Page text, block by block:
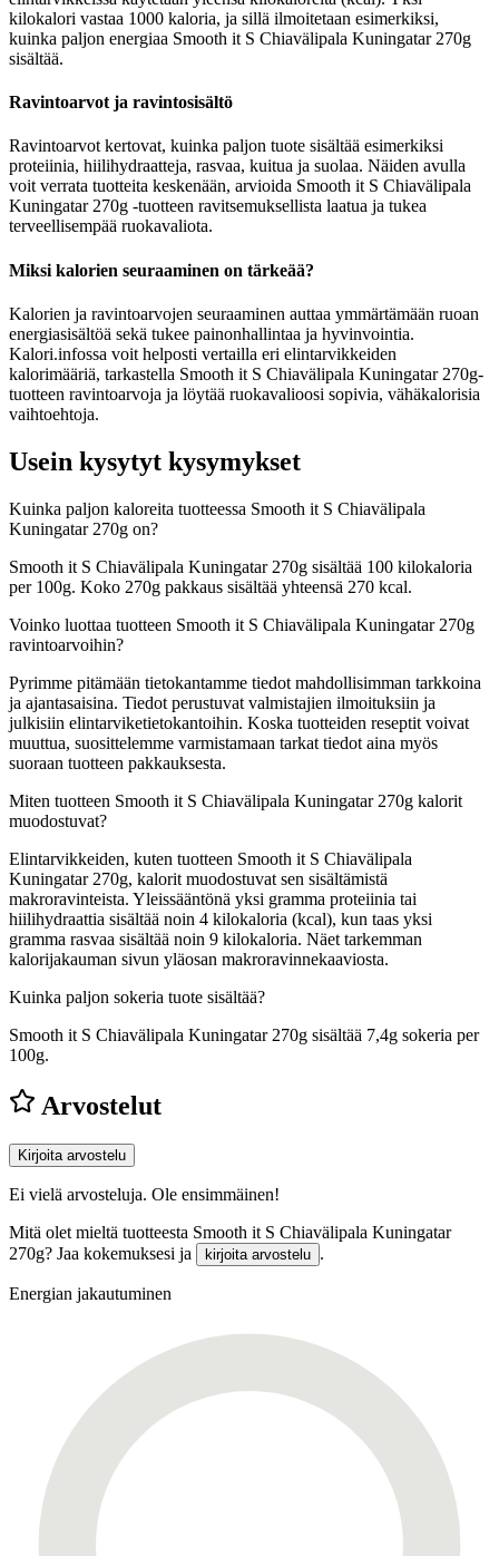
kilokalori vastaa 1000 kaloria, ja sillä ilmoitetaan esimerkiksi,
kuinka paljon energiaa Smooth it S Chiavälipala Kuningatar 270g
sisältää.
Ravintoarvot ja ravintosisältö
Ravintoarvot kertovat, kuinka paljon tuote sisältää esimerkiksi
proteiinia, hiilihydraatteja, rasvaa, kuitua ja suolaa. Näiden avulla
voit verrata tuotteita keskenään, arvioida Smooth it S Chiavälipala
Kuningatar 270g -tuotteen ravitsemuksellista laatua ja tukea
terveellisempää ruokavaliota.
Miksi kalorien seuraaminen on tärkeää?
Kalorien ja ravintoarvojen seuraaminen auttaa ymmärtämään ruoan
energiasisältöä sekä tukee painonhallintaa ja hyvinvointia.
Kalori.infossa voit helposti vertailla eri elintarvikkeiden
kalorimääriä, tarkastella Smooth it S Chiavälipala Kuningatar 270g-
tuotteen ravintoarvoja ja löytää ruokavalioosi sopivia, vähäkalorisia
vaihtoehtoja.
Usein kysytyt kysymykset
Kuinka paljon kaloreita tuotteessa Smooth it S Chiavälipala
Kuningatar 270g on?
Smooth it S Chiavälipala Kuningatar 270g sisältää 100 kilokaloria
per 100g. Koko 270g pakkaus sisältää yhteensä 270 kcal.
Voinko luottaa tuotteen Smooth it S Chiavälipala Kuningatar 270g
ravintoarvoihin?
Pyrimme pitämään tietokantamme tiedot mahdollisimman tarkkoina
ja ajantasaisina. Tiedot perustuvat valmistajien ilmoituksiin ja
julkisiin elintarviketietokantoihin. Koska tuotteiden reseptit voivat
muuttua, suosittelemme varmistamaan tarkat tiedot aina myös
suoraan tuotteen pakkauksesta.
Miten tuotteen Smooth it S Chiavälipala Kuningatar 270g kalorit
muodostuvat?
Elintarvikkeiden, kuten tuotteen Smooth it S Chiavälipala
Kuningatar 270g, kalorit muodostuvat sen sisältämistä
makroravinteista. Yleissääntönä yksi gramma proteiinia tai
hiilihydraattia sisältää noin 4 kilokaloria (kcal), kun taas yksi
gramma rasvaa sisältää noin 9 kilokaloria. Näet tarkemman
kalorijakauman sivun yläosan makroravinnekaaviosta.
Kuinka paljon sokeria tuote sisältää?
Smooth it S Chiavälipala Kuningatar 270g sisältää 7,4g sokeria per
100g.
Arvostelut
Kirjoita arvostelu
Ei vielä arvosteluja. Ole ensimmäinen!
Mitä olet mieltä tuotteesta Smooth it S Chiavälipala Kuningatar
270g? Jaa kokemuksesi ja
kirjoita arvostelu .
Energian jakautuminen